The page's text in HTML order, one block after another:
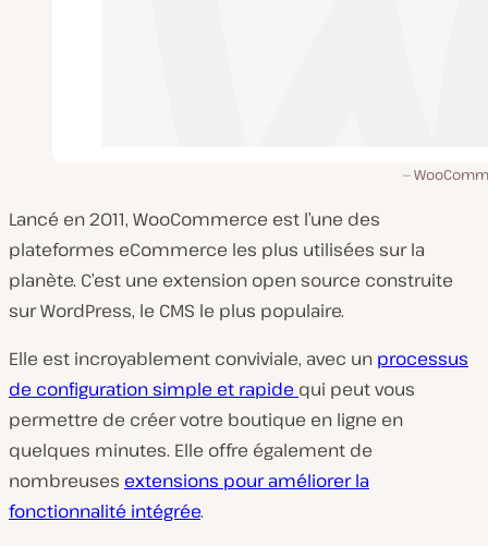
Lancé en 2011, WooCommerce est l’une des
plateformes eCommerce les plus utilisées sur la
planète. C’est une extension open source construite
sur WordPress, le CMS le plus populaire.
Elle est incroyablement conviviale, avec un processus
de configuration simple et rapide qui peut vous
permettre de créer votre boutique en ligne en
quelques minutes. Elle offre également de
nombreuses extensions pour améliorer la
fonctionnalité intégrée.